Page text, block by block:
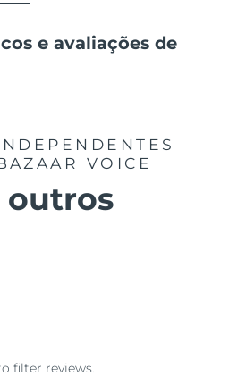
e avaliações de
VOICE
outros